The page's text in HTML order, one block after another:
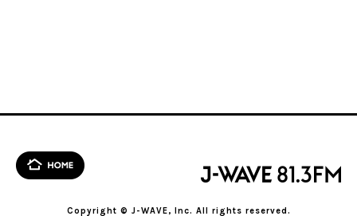
Copyright © J-WAVE, Inc. All rights reserved.